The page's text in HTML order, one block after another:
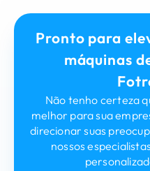
promoção de
Contate-nos para
Pronto para
máquinas
Não tenho certeza
melhor para sua
direcionar suas
nossos